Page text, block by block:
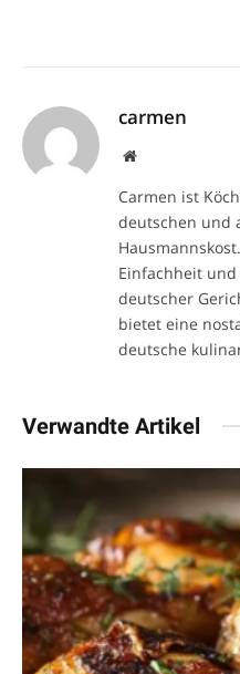
carmen
Website
Carmen ist
deutschen und
Einfachheit
deutscher
bietet eine
deutsche
Verwandte Artikel